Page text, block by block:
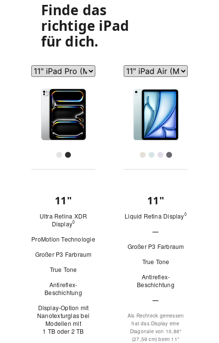
Finde das
richtige iPad
für dich.
11" iPad Pro
11"
iPad Air (M2)
Wähle
zum
Vergleichen.
Wähle
Modell aus
Wähle
Modell aus
Übersicht
11"
Ultra Retina XDR
Display◊
ProMotion Technologie
Großer P3 Farbraum
True Tone
Antireflex-
Beschichtung
Display-Option mit
Nanotexturglas bei
Modellen mit
1 TB oder 2 TB
11"
Liquid Retina Display◊Siehe
—
Nicht
zutreffend
Großer P3 Farbraum
True Tone
Antireflex-
Beschichtung
—
Nicht
zutreffend
Als Rechteck gemessen
hat das Display eine
Diagonale von 10,86"
(27,59 cm) beim 11"